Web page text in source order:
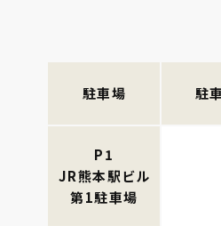
駐車場 駐
P1
JR熊本駅ビル
第1駐車場